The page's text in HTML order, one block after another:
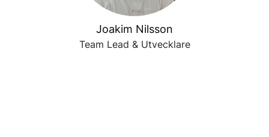
Joakim Nilsson
Team Lead & Utvecklare